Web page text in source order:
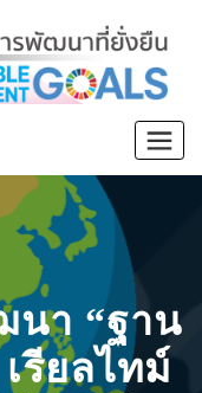
นา “ฐาน
รียลไทม์